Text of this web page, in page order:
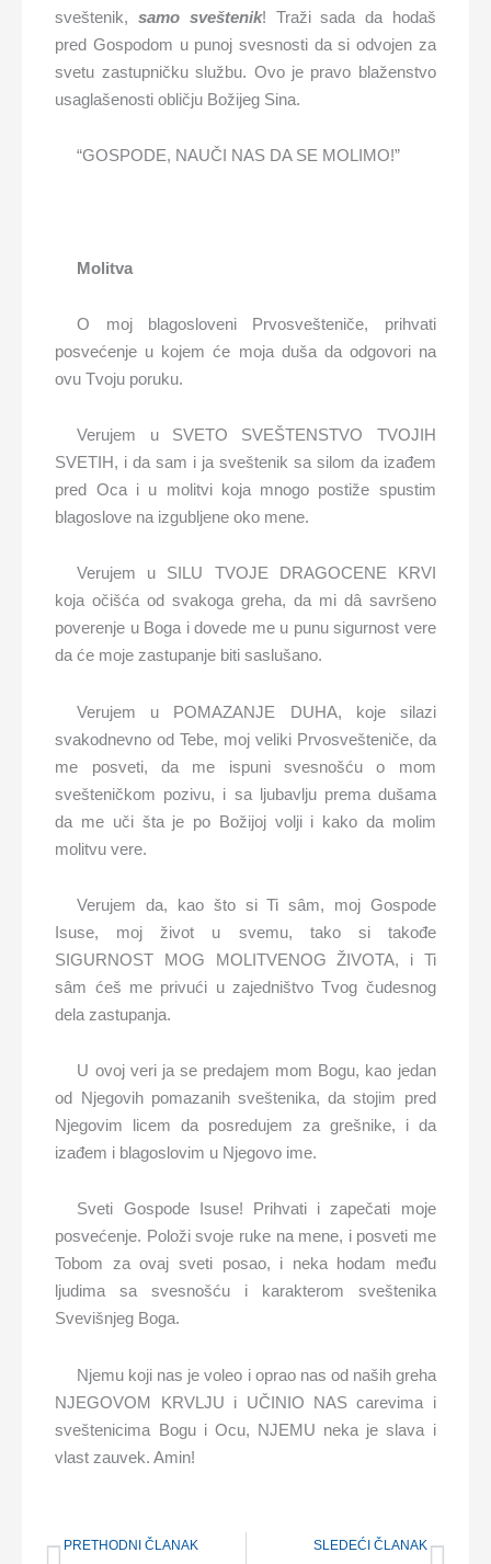
sveštenik,samo sveštenik! Traži sada da hodaš
pred Gospodom u punoj svesnosti da si odvojen za
svetu zastupničku službu. Ovo je pravo blaženstvo
usaglašenosti obličju Božijeg Sina.
“GOSPODE, NAUČI NAS DA SE MOLIMO!”
Molitva
O moj blagosloveni Prvosvešteniče, prihvati
posvećenje u kojem će moja duša da odgovori na
ovu Tvoju poruku.
Verujem u SVETO SVEŠTENSTVO TVOJIH
SVETIH, i da sam i ja sveštenik sa silom da izađem
pred Oca i u molitvi koja mnogo postiže spustim
blagoslove na izgubljene oko mene.
Verujem u SILU TVOJE DRAGOCENE KRVI
koja očišća od svakoga greha, da mi dâ savršeno
poverenje u Boga i dovede me u punu sigurnost vere
da će moje zastupanje biti saslušano.
Verujem u POMAZANJE DUHA, koje silazi
svakodnevno od Tebe, moj veliki Prvosvešteniče, da
me posveti, da me ispuni svesnošću o mom
svešteničkom pozivu, i sa ljubavlju prema dušama
da me uči šta je po Božijoj volji i kako da molim
molitvu vere.
Verujem da, kao što si Ti sâm, moj Gospode
Isuse, moj život u svemu, tako si takođe
SIGURNOST MOG MOLITVENOG ŽIVOTA, i Ti
sâm ćeš me privući u zajedništvo Tvog čudesnog
dela zastupanja.
U ovoj veri ja se predajem mom Bogu, kao jedan
od Njegovih pomazanih sveštenika, da stojim pred
Njegovim licem da posredujem za grešnike, i da
izađem i blagoslovim u Njegovo ime.
Sveti Gospode Isuse! Prihvati i zapečati moje
posvećenje. Položi svoje ruke na mene, i posveti me
Tobom za ovaj sveti posao, i neka hodam među
ljudima sa svesnošću i karakterom sveštenika
Svevišnjeg Boga.
Njemu koji nas je voleo i oprao nas od naših greha
NJEGOVOM KRVLJU i UČINIO NAS carevima i
sveštenicima Bogu i Ocu, NJEMU neka je slava i
vlast zauvek. Amin!
Prev
PRETHODNI ČLANAK SLEDEĆI ČLANAK